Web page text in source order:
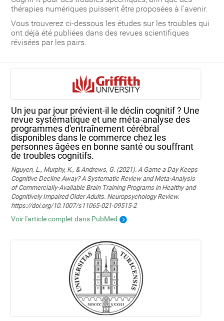
thérapies numériques puissent être proposées à l'avenir.
Vous trouverez ci-dessous les études sur les troubles qui
ont déjà été publiées dans des revues scientifiques
révisées par les pairs.
Un jeu par jour prévient-il le déclin cognitif ? Une
revue systématique et une méta-analyse des
programmes d'entraînement cérébral
disponibles dans le commerce chez les
personnes âgées en bonne santé ou souffrant
de troubles cognitifs.
Nguyen, L., Murphy, K., & Andrews, G. (2021). A Game a Day Keeps
Cognitive Decline Away? A Systematic Review and Meta-Analysis
of Commercially-Available Brain Training Programs in Healthy and
Cognitively Impaired Older Adults. Neuropsychology Review.
https://doi.org/10.1007/s11065-021-09515-2
Voir l'article complet dans PubMed